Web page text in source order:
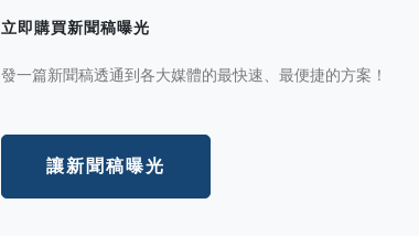
立即購買新聞稿曝光
發一篇新聞稿透通到各大媒體的最快速、最便捷的方案！
讓新聞稿曝光